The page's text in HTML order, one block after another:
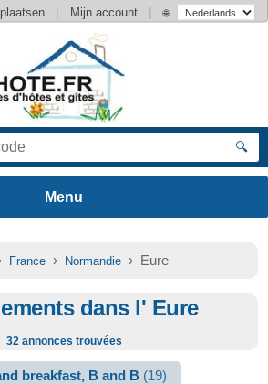
| Mijn account | 🌐
🔍
France › Normandie › Eure
dans l' Eure
32 annonces trouvées
breakfast, B and B (19)